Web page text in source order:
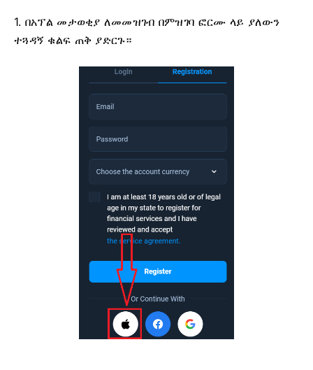
1. በአፕል መታወቂያ ለመመዝገብ በምዝገባ ፎርሙ ላይ ያለውን
ተጓዳኝ ቁልፍ ጠቅ ያድርጉ።